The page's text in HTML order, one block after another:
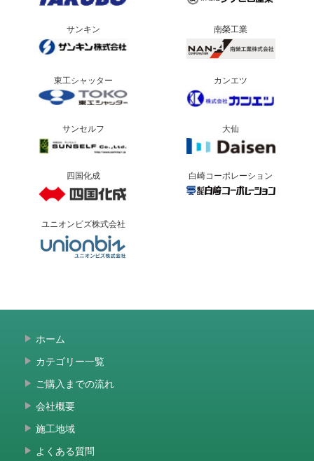
サンキン 南榮工業
東工シャッター カンエツ
サンセルフ 大仙
四国化成 白崎コーポレーション
ユニオンビズ株式会社
ホーム
カテゴリー一覧
ご購入までの流れ
会社概要
施工地域
よくある質問